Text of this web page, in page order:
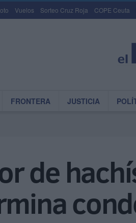
Vuelos Sorteo Cruz Roja COPE Ceuta
FRONTERA JUSTICIA
de